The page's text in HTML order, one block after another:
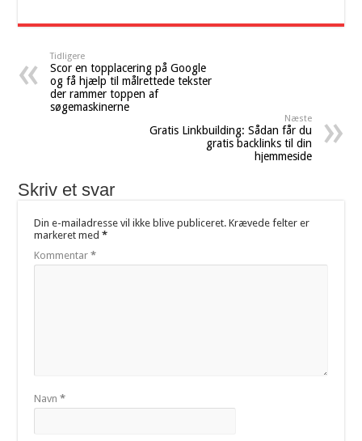
Tidligere
Scor en topplacering på Google
og få hjælp til målrettede tekster
der rammer toppen af
søgemaskinerne
Næste
Gratis Linkbuilding: Sådan får du
gratis backlinks til din
hjemmeside
Skriv et svar
Din e-mailadresse vil ikke blive publiceret. Krævede felter er
markeret med*
Kommentar*
Navn*